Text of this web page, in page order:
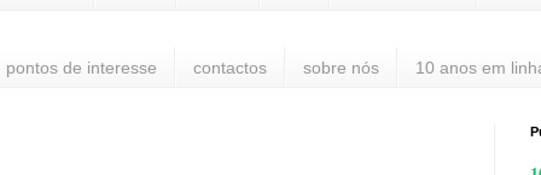
pontos de interesse contactos sobre nós 10 anos em